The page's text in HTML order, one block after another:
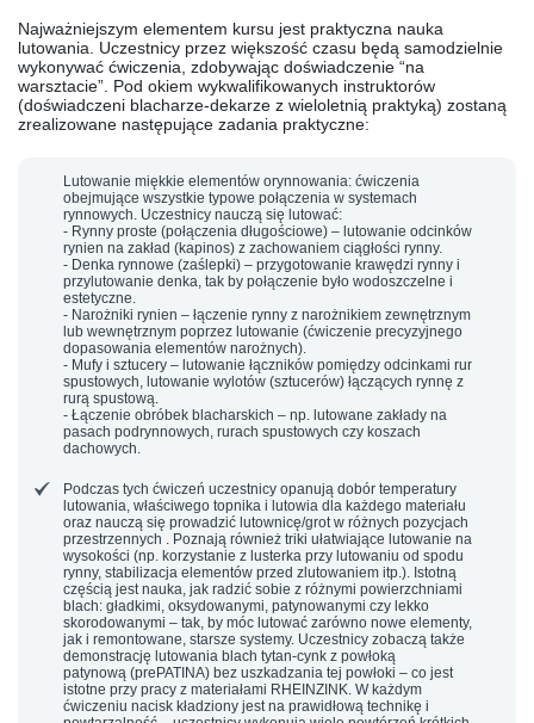
Najważniejszym elementem kursu jest praktyczna nauka
lutowania . Uczestnicy przez większość czasu będą samodzielnie
wykonywać ćwiczenia, zdobywając doświadczenie “na
warsztacie”. Pod okiem wykwalifikowanych instruktorów
(doświadczeni blacharze-dekarze z wieloletnią praktyką) zostaną
zrealizowane następujące zadania praktyczne:
Lutowanie miękkie elementów orynnowania: ćwiczenia
obejmujące wszystkie typowe połączenia w systemach
rynnowych. Uczestnicy nauczą się lutować:
- Rynny proste (połączenia długościowe) – lutowanie odcinków
rynien na zakład (kapinos) z zachowaniem ciągłości rynny.
- Denka rynnowe (zaślepki) – przygotowanie krawędzi rynny i
przylutowanie denka, tak by połączenie było wodoszczelne i
estetyczne.
- Narożniki rynien – łączenie rynny z narożnikiem zewnętrznym
lub wewnętrznym poprzez lutowanie (ćwiczenie precyzyjnego
dopasowania elementów narożnych).
- Mufy i sztucery – lutowanie łączników pomiędzy odcinkami rur
spustowych, lutowanie wylotów (sztucerów) łączących rynnę z
rurą spustową.
- Łączenie obróbek blacharskich – np. lutowane zakłady na
pasach podrynnowych, rurach spustowych czy koszach
dachowych.
Podczas tych ćwiczeń uczestnicy opanują dobór temperatury
lutowania, właściwego topnika i lutowia dla każdego materiału
oraz nauczą się prowadzić lutownicę/grot w różnych pozycjach
przestrzennych . Poznają również triki ułatwiające lutowanie na
wysokości (np. korzystanie z lusterka przy lutowaniu od spodu
rynny, stabilizacja elementów przed zlutowaniem itp.). Istotną
częścią jest nauka, jak radzić sobie z różnymi powierzchniami
blach: gładkimi, oksydowanymi, patynowanymi czy lekko
skorodowanymi – tak, by móc lutować zarówno nowe elementy,
jak i remontowane, starsze systemy. Uczestnicy zobaczą także
demonstrację lutowania blach tytan-cynk z powłoką
patynową (prePATINA) bez uszkadzania tej powłoki – co jest
istotne przy pracy z materiałami RHEINZINK. W każdym
ćwiczeniu nacisk kładziony jest na prawidłową technikę i